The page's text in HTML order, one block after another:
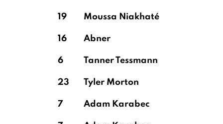
19 Moussa Niakhaté
16 Abner
6 Tanner Tessmann
23 Tyler Morton
7 Adam Karabec